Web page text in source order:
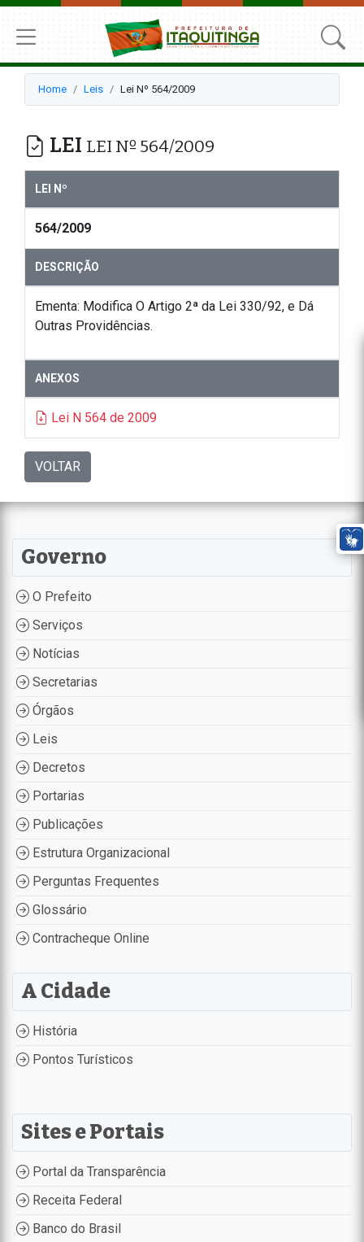
Home Leis Lei Nº 564/2009
LEI LEI Nº 564/2009
LEI Nº
564/2009
DESCRIÇÃO
Ementa: Modifica O Artigo 2ª da Lei 330/92, e Dá
Outras Providências.
ANEXOS
Lei N 564 de 2009
VOLTAR
Governo
O Prefeito
Serviços
Notícias
Secretarias
Órgãos
Leis
Decretos
Portarias
Publicações
Estrutura Organizacional
Perguntas Frequentes
Glossário
Contracheque Online
A Cidade
História
Pontos Turísticos
Sites e Portais
Portal da Transparência
Receita Federal
Banco do Brasil